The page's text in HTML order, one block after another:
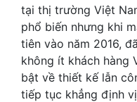
tại thị trường Việt
phổ biến nhưng khi
tiên vào năm 2016,
không ít khách hàng
bật về thiết kế lẫn
tiếp tục khẳng định